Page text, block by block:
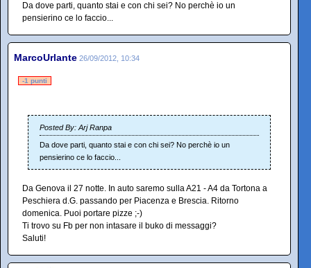
Da dove parti, quanto stai e con chi sei? No perchè io un
pensierino ce lo faccio...
MarcoUrlante 26/09/2012, 10:34
-1 punti
Posted By: Arj Ranpa
Da dove parti, quanto stai e con chi sei? No perchè io un
pensierino ce lo faccio...
Da Genova il 27 notte. In auto saremo sulla A21 - A4 da Tortona a
Peschiera d.G. passando per Piacenza e Brescia. Ritorno
domenica. Puoi portare pizze ;-)
Ti trovo su Fb per non intasare il buko di messaggi?
Saluti!